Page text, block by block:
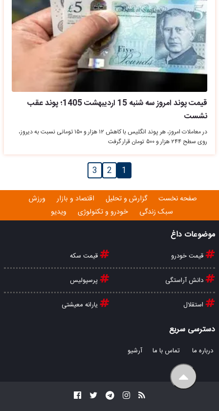
قیمت پوند امروز سه شنبه 15 اردیبهشت 1405؛ پوند عقب
نشست
در معاملات امروز، هر پوند انگلیس با کاهش ۱۲ هزار و ۱۵۰ تومانی نسبت به دیروز،
روی سطح ۲۴۴ هزار و ۵۰۰ تومان قرار گرفت
1
2
3
صفحه نخست گزارش و تحلیل اقتصاد و بازار
ورزش
سبک زندگی
خودرو و تکنولوژی ویدیو
موضوعات داغ
قیمت خودرو قیمت سکه
دانش آراستگی پرسپولیس
استقلال یارانه معیشتی
دسترسی سریع
درباره ما تماس با ما آرشیو